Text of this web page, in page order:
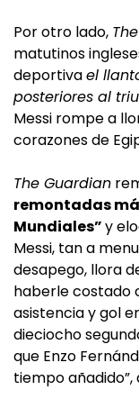
Por otro lado,
matutinos
deportivael
posteriores al
Messi rompe a
corazones de
The Guardian
remontadas
Mundiales”y
Messi, tan a
desapego, llora
haberle costado
asistencia y gol
dieciocho
que Enzo
tiempo añadido”,